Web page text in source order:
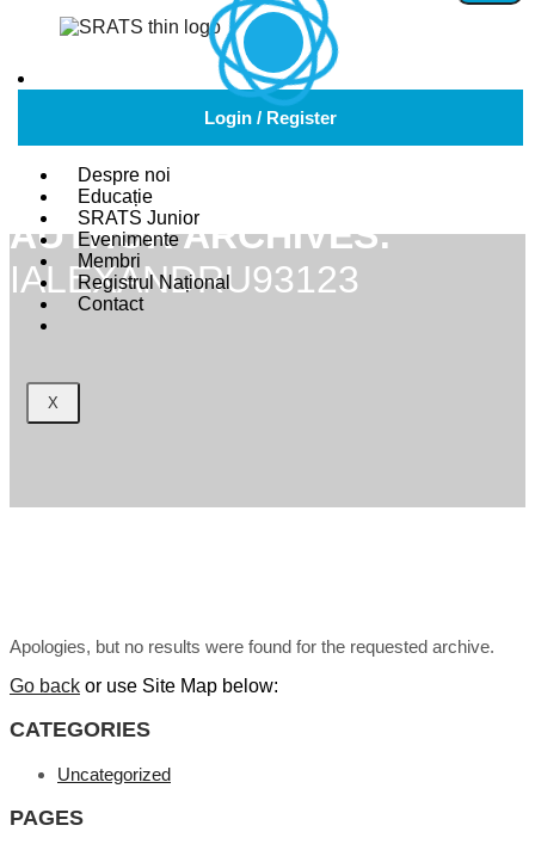
Login / Register
Despre noi
Educație
SRATS Junior
Evenimente
Membri
Registrul Național
Contact
X
AUTHOR ARCHIVES:
IALEXANDRU93123
Apologies, but no results were found for the requested archive.
Go back or use Site Map below:
CATEGORIES
Uncategorized
PAGES